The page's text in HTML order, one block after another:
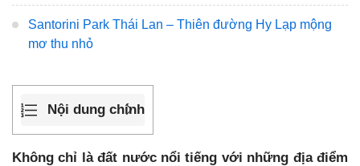
Santorini Park Thái Lan – Thiên đường Hy Lạp mộng
mơ thu nhỏ
Nội dung chính
Không chỉ là đất nước nổi tiếng với những địa điểm